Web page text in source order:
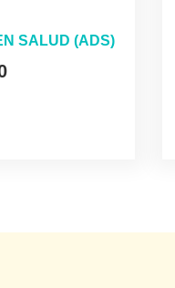
SALUD (ADS)